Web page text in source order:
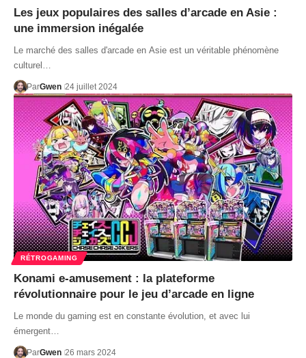
Les jeux populaires des salles d’arcade en Asie :
une immersion inégalée
Le marché des salles d'arcade en Asie est un véritable phénomène
culturel…
ParGwen 24 juillet 2024
RÉTROGAMING
Konami e-amusement : la plateforme
révolutionnaire pour le jeu d’arcade en ligne
Le monde du gaming est en constante évolution, et avec lui
émergent…
ParGwen 26 mars 2024